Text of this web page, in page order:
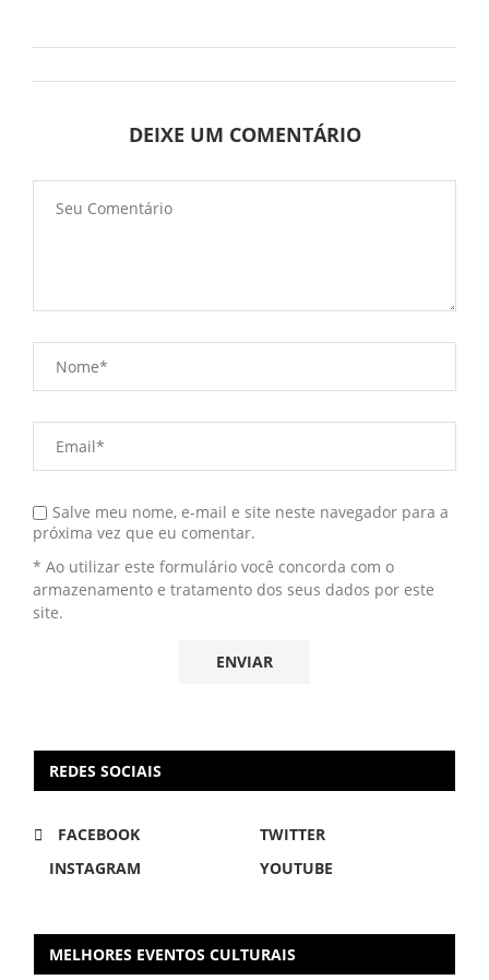
DEIXE UM COMENTÁRIO
Salve meu nome, e-mail e site neste navegador para a
próxima vez que eu comentar.
* Ao utilizar este formulário você concorda com o
armazenamento e tratamento dos seus dados por este
site.
REDES SOCIAIS
FACEBOOK
TWITTER
INSTAGRAM
YOUTUBE
MELHORES EVENTOS CULTURAIS